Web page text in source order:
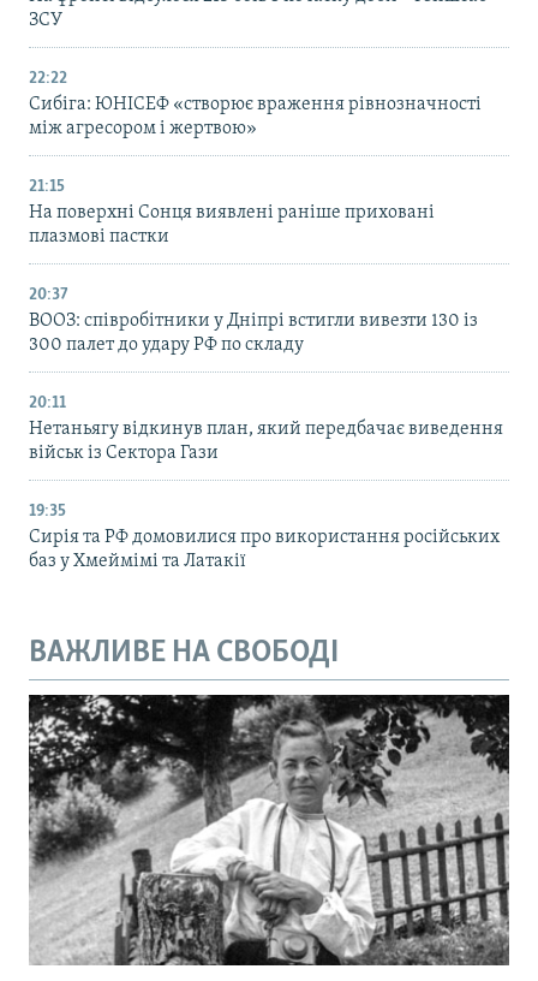
ЗСУ
22:22
Сибіга: ЮНІСЕФ «створює враження рівнозначності
між агресором і жертвою»
21:15
На поверхні Сонця виявлені раніше приховані
плазмові пастки
20:37
ВООЗ: співробітники у Дніпрі встигли вивезти 130 із
300 палет до удару РФ по складу
20:11
Нетаньягу відкинув план, який передбачає виведення
військ із Сектора Гази
19:35
Сирія та РФ домовилися про використання російських
баз у Хмеймімі та Латакії
ВАЖЛИВЕ НА СВОБОДІ